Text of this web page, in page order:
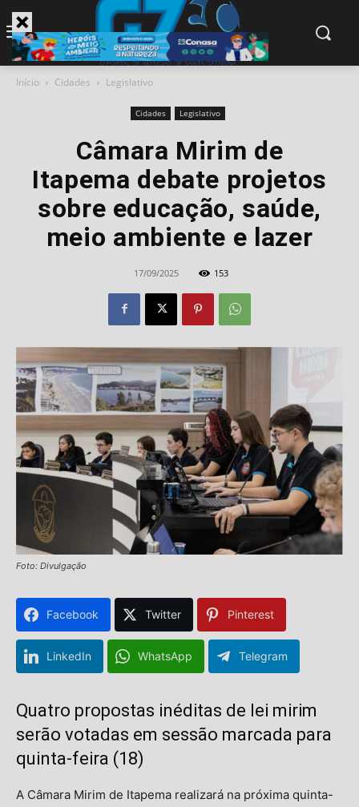
Início Cidades Legislativo
Cidades Legislativo
Câmara Mirim de
Itapema debate projetos
sobre educação, saúde,
meio ambiente e lazer
17/09/2025 153
Foto: Divulgação
Facebook Twitter Pinterest
LinkedIn WhatsApp Telegram
Quatro propostas inéditas de lei mirim
serão votadas em sessão marcada para
quinta-feira (18)
A Câmara Mirim de Itapema realizará na próxima quinta-
modal-check